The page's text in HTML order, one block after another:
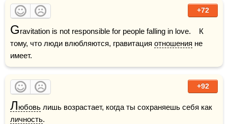
+72
Gravitation is not responsible for people falling in love.    К
тому, что люди влюбляются, гравитация отношения не
имеет.
+92
Любовь
личность.